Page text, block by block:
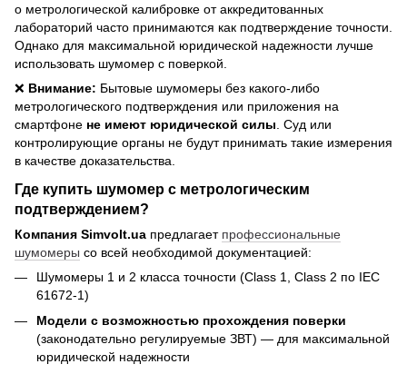
о метрологической калибровке от аккредитованных
лабораторий часто принимаются как подтверждение точности.
Однако для максимальной юридической надежности лучше
использовать шумомер с поверкой.
❌ Внимание: Бытовые шумомеры без какого-либо
метрологического подтверждения или приложения на
смартфоне не имеют юридической силы . Суд или
контролирующие органы не будут принимать такие измерения
в качестве доказательства.
Где купить шумомер с метрологическим
подтверждением?
Компания Simvolt.ua предлагает профессиональные
шумомеры со всей необходимой документацией:
Шумомеры 1 и 2 класса точности (Class 1, Class 2 по IEC
61672-1)
Модели с возможностью прохождения поверки
(законодательно регулируемые ЗВТ) — для максимальной
юридической надежности